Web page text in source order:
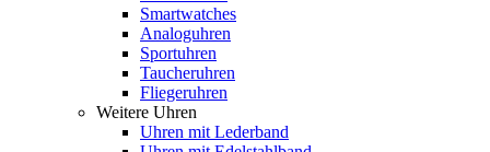
Smartwatches
Analoguhren
Sportuhren
Taucheruhren
Fliegeruhren
Weitere Uhren
Uhren mit Lederband